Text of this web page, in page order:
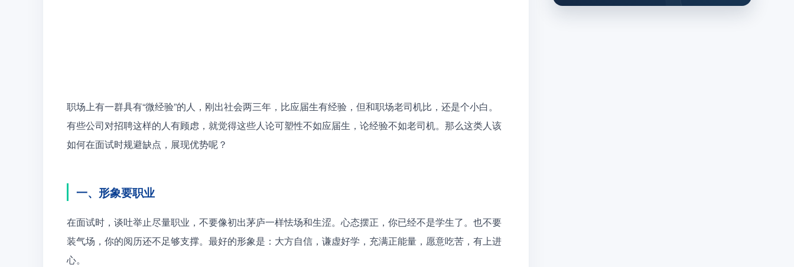
职场上有一群具有“微经验”的人，刚出社会两三年，比应届生有经验，但和职场老司机比，还是个小白。
有些公司对招聘这样的人有顾虑，就觉得这些人论可塑性不如应届生，论经验不如老司机。那么这类人该
如何在面试时规避缺点，展现优势呢？
一、形象要职业
在面试时，谈吐举止尽量职业，不要像初出茅庐一样怯场和生涩。心态摆正，你已经不是学生了。也不要
装气场，你的阅历还不足够支撑。最好的形象是：大方自信，谦虚好学，充满正能量，愿意吃苦，有上进
心。